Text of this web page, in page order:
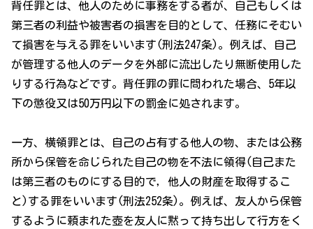
背任罪とは、他人のために事務をする者が、自己もしくは
第三者の利益や被害者の損害を目的として、任務にそむい
て損害を与える罪をいいます(刑法247条)。例えば、自己
が管理する他人のデータを外部に流出したり無断使用した
りする行為などです。背任罪の罪に問われた場合、5年以
下の懲役又は50万円以下の罰金に処されます。
一方、横領罪とは、自己の占有する他人の物、または公務
所から保管を命じられた自己の物を不法に領得(自己また
は第三者のものにする目的で，他人の財産を取得するこ
と)する罪をいいます(刑法252条)。例えば、友人から保管
するように頼まれた壺を友人に黙って持ち出して行方をく